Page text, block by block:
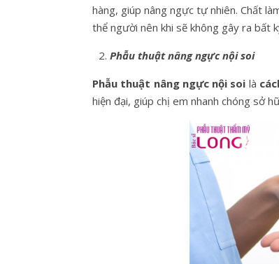
hàng, giúp nâng ngực tự nhiên. Chất
thể người nên khi sẽ không gây ra bất
Phẫu thuật nâng ngực nội soi
Phẫu thuật nâng ngực nội soi là
hiện đại, giúp chị em nhanh chóng sở